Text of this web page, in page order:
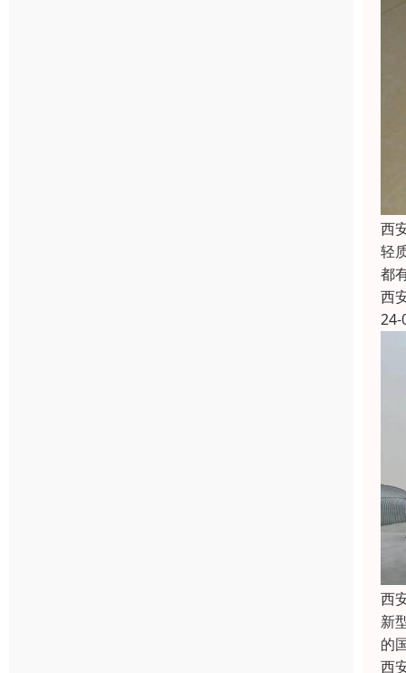
西
轻
都
西
24-
西
新
的
西